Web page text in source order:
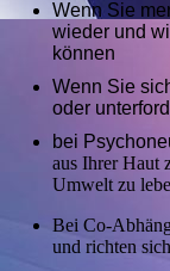
Wenn Sie
wieder und
können
Wenn Sie
oder
bei
aus Ihrer Haut
Umwelt zu
Bei Co-
und richten